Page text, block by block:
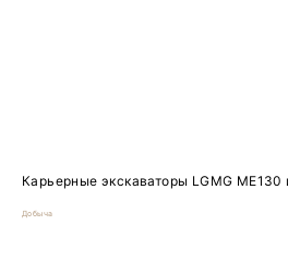
Карьерные экскаваторы LGMG ME130
Добыча